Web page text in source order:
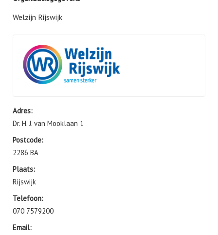
Welzijn Rijswijk
Adres:
Dr. H. J. van Mooklaan 1
Postcode:
2286 BA
Plaats:
Rijswijk
Telefoon:
070 7579200
Email: